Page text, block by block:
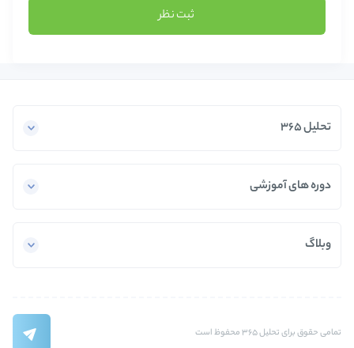
ثبت نظر
تحلیل 365
دوره های آموزشی
وبلاگ
تمامی حقوق برای تحلیل 365 محفوظ است